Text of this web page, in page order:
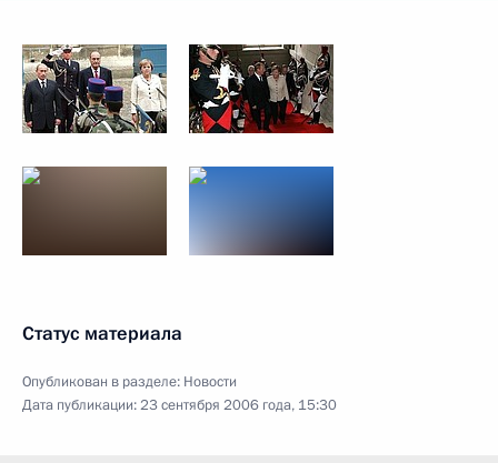
Статус материала
Опубликован в разделе: Новости
Дата публикации:23 сентября 2006 года, 15:30